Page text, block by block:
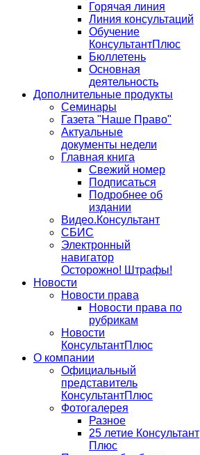
Горячая линия
Линия консультаций
Обучение
КонсультантПлюс
Бюллетень
Основная
деятельность
Дополнительные продукты
Семинары
Газета "Наше Право"
Актуальные
документы недели
Главная книга
Свежий номер
Подписаться
Подробнее об
издании
Видео.Консультант
СБИС
Электронный
навигатор
Осторожно! Штрафы!
Новости
Новости права
Новости права по
рубрикам
Новости
КонсультантПлюс
О компании
Официальный
представитель
КонсультантПлюс
Фотогалерея
Разное
25 летие Консультант
Плюс